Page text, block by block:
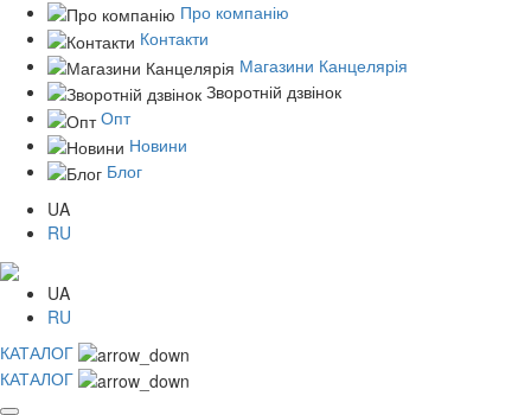
Про компанію
Контакти
Магазини Канцелярія
Зворотній дзвінок
Опт
Новини
Блог
UA
RU
UA
RU
КАТАЛОГ
КАТАЛОГ